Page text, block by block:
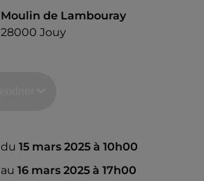
Moulin de Lambouray
28000 Jouy
du 15 mars 2025 à 10h00
au 16 mars 2025 à 17h00